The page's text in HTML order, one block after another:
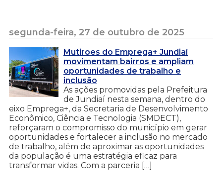
segunda-feira, 27 de outubro de 2025
Mutirões do Emprega+ Jundiaí
movimentam bairros e ampliam
oportunidades de trabalho e
inclusão
As ações promovidas pela Prefeitura
de Jundiaí nesta semana, dentro do
eixo Emprega+, da Secretaria de Desenvolvimento
Econômico, Ciência e Tecnologia (SMDECT),
reforçaram o compromisso do município em gerar
oportunidades e fortalecer a inclusão no mercado
de trabalho, além de aproximar as oportunidades
da população é uma estratégia eficaz para
transformar vidas. Com a parceria […]